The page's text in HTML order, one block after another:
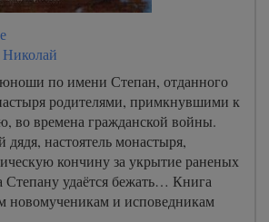
юноши по имени Степан, отданного
родителями, примкнувшими к
во времена гражданской войны.
дядя, настоятель монастыря,
кончину за укрытие раненых
Степану удаётся бежать… Книга
новомученикам и исповедникам